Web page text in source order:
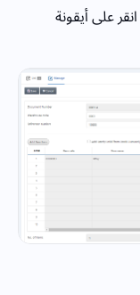
انقر على أيقونة